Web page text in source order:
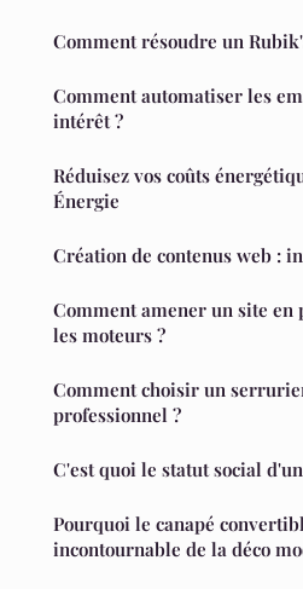
Comment résoudre un
Comment automatiser les
intérêt ?
Réduisez vos coûts
Énergie
Création de contenus web :
Comment amener un site
les moteurs ?
Comment choisir un
professionnel ?
C'est quoi le statut social
Pourquoi le canapé
incontournable de la déco